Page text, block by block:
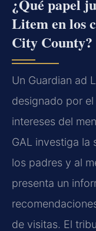
¿Qué papel
Litem en los
City County?
Un Guardian ad
designado por
intereses del
GAL investiga la
los padres y al
presenta un
de visitas. El